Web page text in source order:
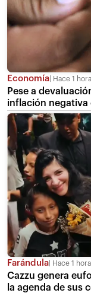
Economía Hace 1 hora
Pese a
inflación negativa
Farándula Hace 1 hora
Cazzu genera
la agenda de sus